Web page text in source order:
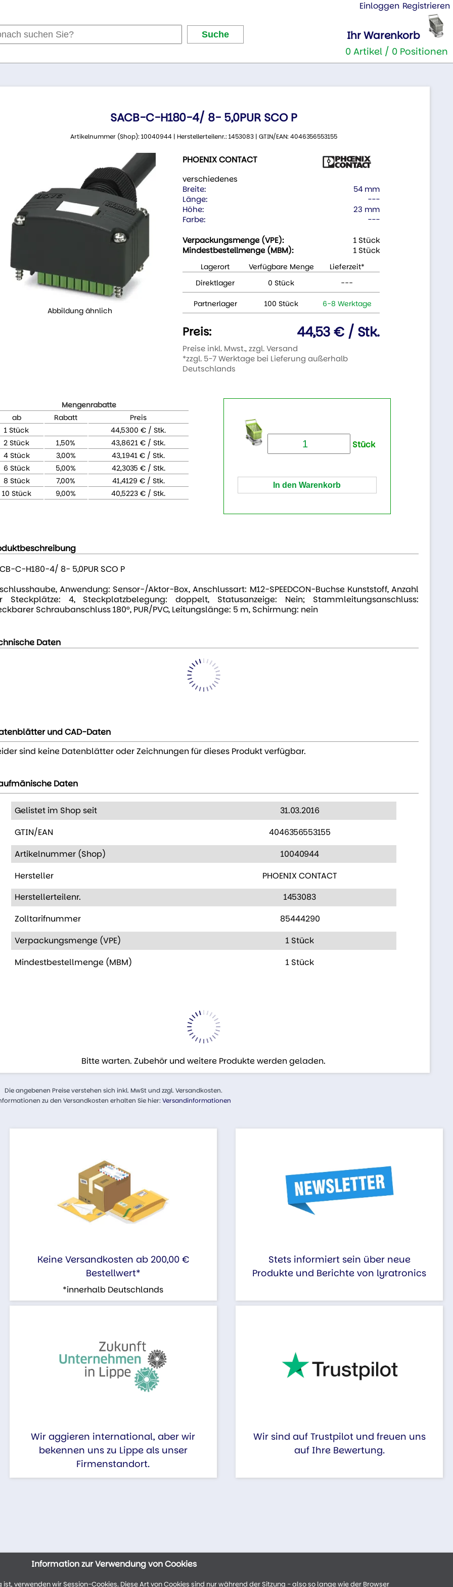
Einloggen Registrieren
Ihr Warenkorb
0 Artikel / 0 Positionen
SACB-C-H180-4/ 8- 5,0PUR SCO P
Artikelnummer (Shop): 10040944 | Herstellerteilenr.: 1453083 | GTIN/EAN: 4046356553155
Abbildung ähnlich
PHOENIX CONTACT
verschiedenes
Breite:
54 mm
Länge:
---
Höhe:
23 mm
Farbe:
---
Verpackungsmenge (VPE):
1 Stück
Mindestbestellmenge (MBM):
1 Stück
Lagerort Verfügbare Menge
Lieferzeit*
Direktlager
0 Stück ---
Partnerlager 100 Stück 6-8 Werktage
Preis: 44,53 € / Stk.
Preise inkl. Mwst., zzgl. Versand
*zzgl. 5-7 Werktage bei Lieferung außerhalb
Deutschlands
Mengenrabatte
ab
Rabatt
Preis
1 Stück
44,5300 € / Stk.
2 Stück
1,50%
43,8621 € / Stk.
4 Stück
3,00%
43,1941 € / Stk.
6 Stück
5,00%
42,3035 € / Stk.
8 Stück
7,00%
41,4129 € / Stk.
10 Stück
9,00% 40,5223 € / Stk.
Stück
C-H180-4/ 8- 5,0PUR SCO P
Anwendung: Sensor-/Aktor-Box, Anschlussart: M12-SPEEDCON-Buchse Kunststoff, Anzahl
Steckplätze: 4, Steckplatzbelegung: doppelt, Statusanzeige: Nein; Stammleitungsanschluss:
Schraubanschluss 180°, PUR/PVC, Leitungslänge: 5 m, Schirmung: nein
Daten
und CAD-Daten
sind keine Datenblätter oder Zeichnungen für dieses Produkt verfügbar.
Daten
Gelistet im Shop seit
31.03.2016
GTIN/EAN
4046356553155
Artikelnummer (Shop)
10040944
Hersteller
PHOENIX CONTACT
Herstellerteilenr.
1453083
Zolltarifnummer
85444290
Verpackungsmenge (VPE)
1 Stück
Mindestbestellmenge (MBM)
1 Stück
Bitte warten. Zubehör und weitere Produkte werden geladen.
Die angebenen Preise verstehen sich inkl. MwSt und zzgl. Versandkosten.
zu den Versandkosten erhalten Sie hier: Versandinformationen
Keine Versandkosten ab 200,00 €
Bestellwert*
*innerhalb Deutschlands
Stets informiert sein über neue
Produkte und Berichte von lyratronics
Wir aggieren international, aber wir
bekennen uns zu Lippe als unser
Firmenstandort.
Wir sind auf Trustpilot und freuen uns
auf Ihre Bewertung.
Information zur Verwendung von Cookies
verwenden wir Session-Cookies. Diese Art von Cookies sind nur während der Sitzung - also so lange wie der Browser